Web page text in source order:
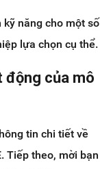
năng cho một số
lựa chọn cụ thể.
động của mô
tin chi tiết về
Tiếp theo, mời bạn